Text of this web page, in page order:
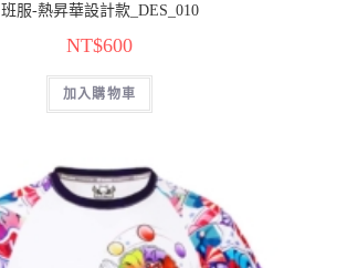
班服-熱昇華設計款_DES_010
NT$600
加入購物車